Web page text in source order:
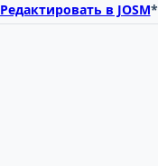
Редактировать в JOSM*